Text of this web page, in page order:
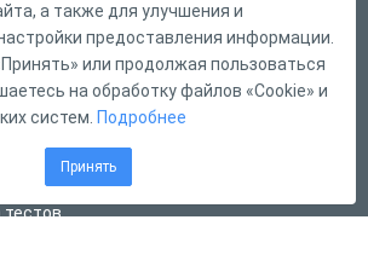
связи
тестов
а также для улучшения и
предоставления информации.
или продолжая пользоваться
на обработку файлов «Cookie» и
систем. Подробнее
Принять